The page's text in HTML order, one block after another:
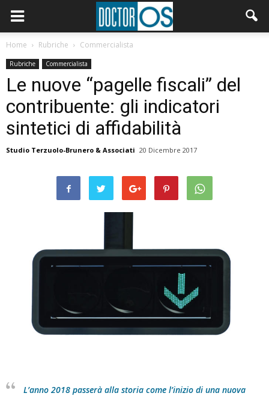
Home Rubriche Commercialista
Rubriche Commercialista
Le nuove “pagelle fiscali” del
contribuente: gli indicatori
sintetici di affidabilità
Studio Terzuolo-Brunero & Associati 20 Dicembre 2017
L’anno 2018 passerà alla storia come l’inizio di una nuova